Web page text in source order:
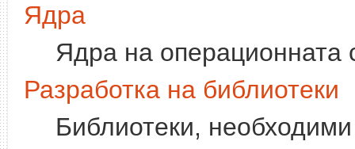
Ядра
Ядра на операционната
Разработка на библиотеки
Библиотеки,